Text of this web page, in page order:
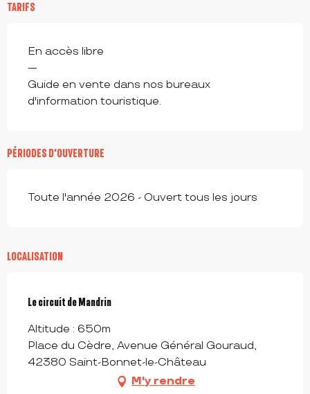
TARIFS
En accès libre
—
Guide en vente dans nos bureaux
d'information touristique.
PÉRIODES D'OUVERTURE
Toute l'année 2026 - Ouvert tous les jours
LOCALISATION
Le circuit de Mandrin
Altitude : 650m
Place du Cèdre, Avenue Général Gouraud,
42380 Saint-Bonnet-le-Château
M'y rendre